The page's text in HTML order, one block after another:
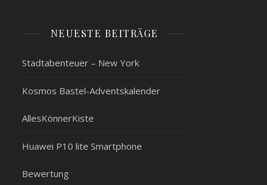
NEUESTE BEITRÄGE
Stadtabenteuer – New York
Kosmos Bastel-Adventskalender
AllesKönnerKiste
Huawei P10 lite Smartphone
Bewertung